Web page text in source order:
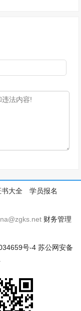
书大全
学员报名
财务管理
号-4 苏公网安备